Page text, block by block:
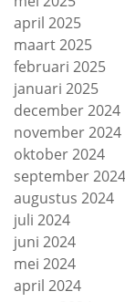
april 2025
maart 2025
februari 2025
januari 2025
december 2024
november 2024
oktober 2024
september 2024
augustus 2024
juli 2024
juni 2024
mei 2024
april 2024